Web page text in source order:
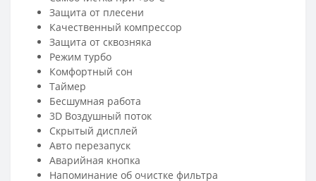
Защита от плесени
Качественный компрессор
Защита от сквозняка
Режим турбо
Комфортный сон
Таймер
Бесшумная работа
3D Воздушный поток
Скрытый дисплей
Авто перезапуск
Аварийная кнопка
Напоминание об очистке фильтра